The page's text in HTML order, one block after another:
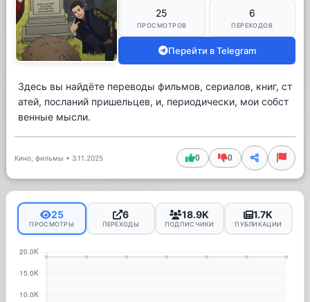
25
ПРОСМОТРОВ
6
ПЕРЕХОДОВ
Перейти в Telegram
Здесь вы найдёте переводы фильмов, сериалов, книг, ст
атей, посланий пришельцев, и, периодически, мои собст
венные мысли.
Кино, фильмы • 3.11.2025 0 0
25
ПРОСМОТРЫ
6
ПЕРЕХОДЫ
18.9K
ПОДПИСЧИКИ
1.7K
ПУБЛИКАЦИИ